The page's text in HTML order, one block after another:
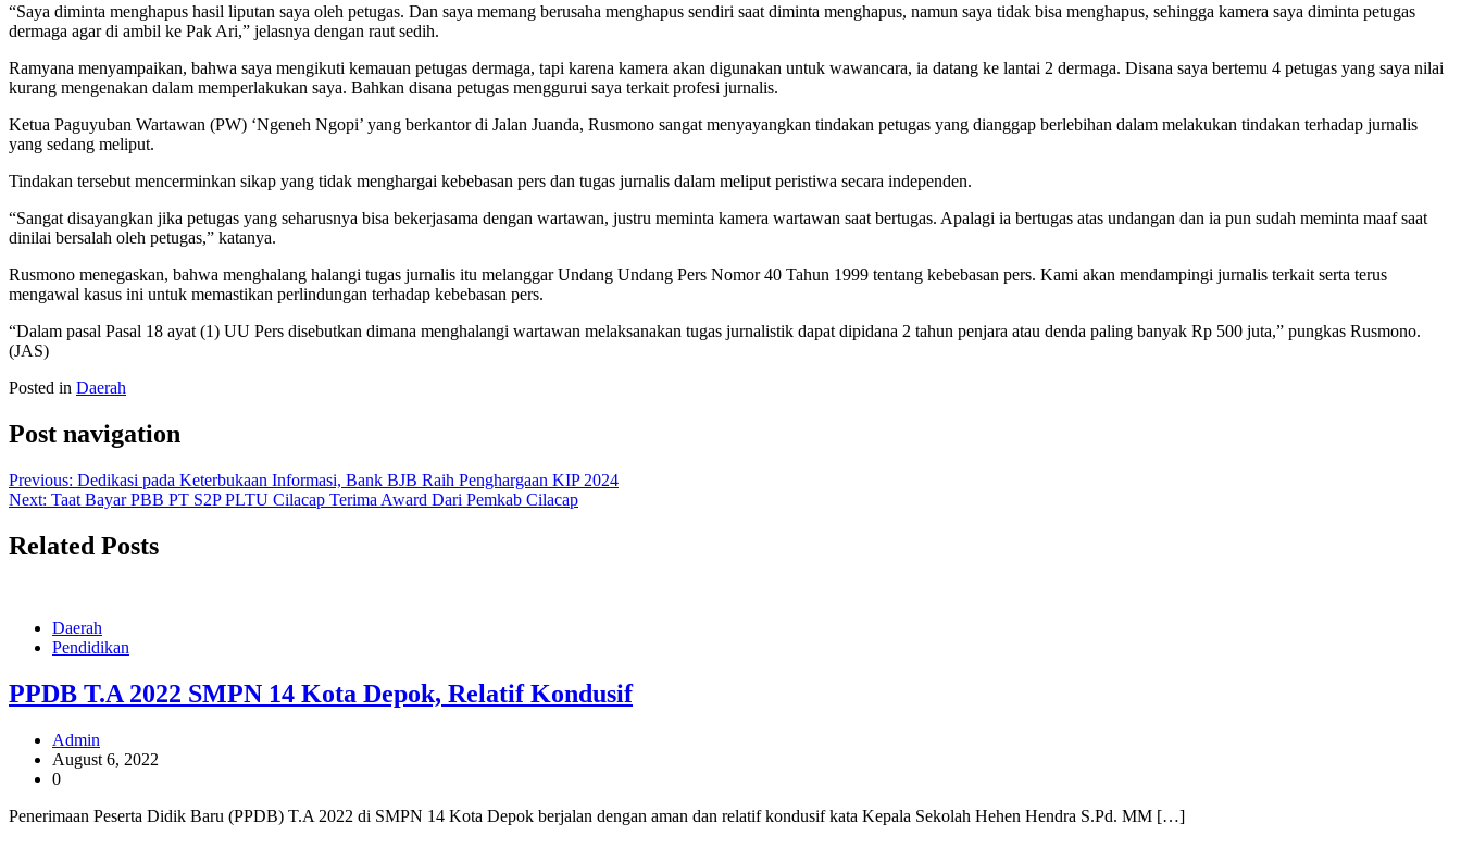
“Saya diminta menghapus hasil liputan saya oleh petugas. Dan saya memang berusaha menghapus sendiri saat diminta menghapus, namun saya tidak bisa menghapus, sehingga kamera saya diminta petugas
dermaga agar di ambil ke Pak Ari,” jelasnya dengan raut sedih.
Ramyana menyampaikan, bahwa saya mengikuti kemauan petugas dermaga, tapi karena kamera akan digunakan untuk wawancara, ia datang ke lantai 2 dermaga. Disana saya bertemu 4 petugas yang saya nilai
kurang mengenakan dalam memperlakukan saya. Bahkan disana petugas menggurui saya terkait profesi jurnalis.
Ketua Paguyuban Wartawan (PW) ‘Ngeneh Ngopi’ yang berkantor di Jalan Juanda, Rusmono sangat menyayangkan tindakan petugas yang dianggap berlebihan dalam melakukan tindakan terhadap jurnalis
yang sedang meliput.
Tindakan tersebut mencerminkan sikap yang tidak menghargai kebebasan pers dan tugas jurnalis dalam meliput peristiwa secara independen.
“Sangat disayangkan jika petugas yang seharusnya bisa bekerjasama dengan wartawan, justru meminta kamera wartawan saat bertugas. Apalagi ia bertugas atas undangan dan ia pun sudah meminta maaf saat
dinilai bersalah oleh petugas,” katanya.
Rusmono menegaskan, bahwa menghalang halangi tugas jurnalis itu melanggar Undang Undang Pers Nomor 40 Tahun 1999 tentang kebebasan pers. Kami akan mendampingi jurnalis terkait serta terus
mengawal kasus ini untuk memastikan perlindungan terhadap kebebasan pers.
“Dalam pasal Pasal 18 ayat (1) UU Pers disebutkan dimana menghalangi wartawan melaksanakan tugas jurnalistik dapat dipidana 2 tahun penjara atau denda paling banyak Rp 500 juta,” pungkas Rusmono.
(JAS)
Posted in Daerah
Post navigation
Previous: Dedikasi pada Keterbukaan Informasi, Bank BJB Raih Penghargaan KIP 2024
Next: Taat Bayar PBB PT S2P PLTU Cilacap Terima Award Dari Pemkab Cilacap
Related Posts
Daerah
Pendidikan
PPDB T.A 2022 SMPN 14 Kota Depok, Relatif Kondusif
Admin
August 6, 2022
0
Penerimaan Peserta Didik Baru (PPDB) T.A 2022 di SMPN 14 Kota Depok berjalan dengan aman dan relatif kondusif kata Kepala Sekolah Hehen Hendra S.Pd. MM […]